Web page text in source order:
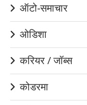
ऑटो-समाचार
ओडिशा
करियर / जॉब्स
कोडरमा